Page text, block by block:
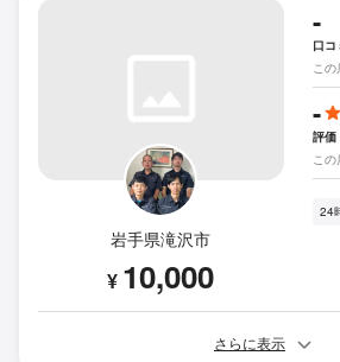
岩手県滝沢市
¥ 10,000
-
口コ
この
-
評価
こ
24
さらに表示